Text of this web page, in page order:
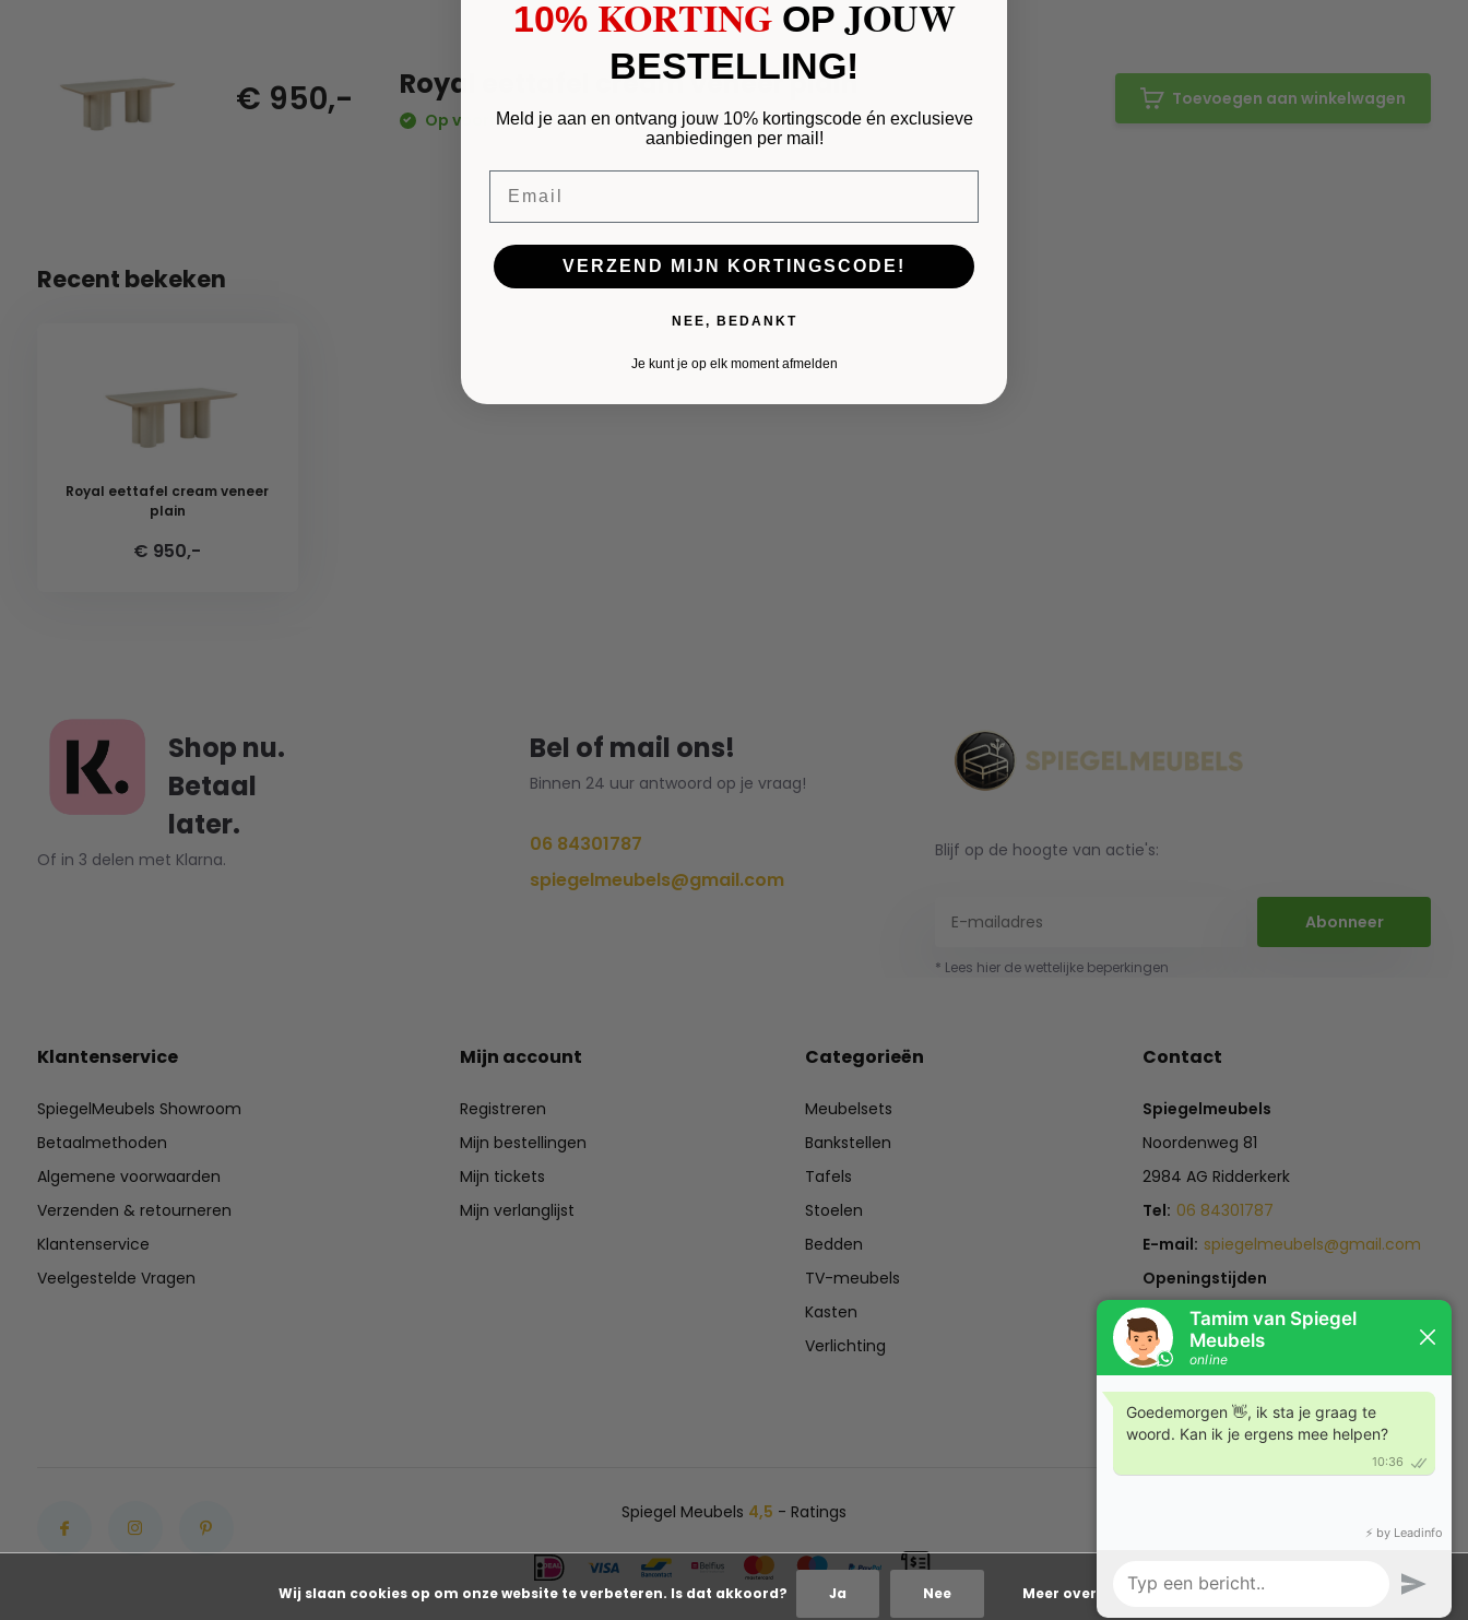
€ 950,- Royal eettafel cream veneer plain
Op voorraad: 5-10 dagen
Toevoegen aan winkelwagen
Recent bekeken
Royal eettafel cream veneer
plain
€ 950,-
Shop nu.
Betaal
later.
Of in 3 delen met Klarna.
Bel of mail ons!
Binnen 24 uur antwoord op je vraag!
06 84301787
spiegelmeubels@gmail.com
Blijf op de hoogte van actie's:
Abonneer
* Lees hier de wettelijke beperkingen
Klantenservice
SpiegelMeubels Showroom
Betaalmethoden
Algemene voorwaarden
Verzenden & retourneren
Klantenservice
Veelgestelde Vragen
Mijn account
Registreren
Mijn bestellingen
Mijn tickets
Mijn verlanglijst
Categorieën
Meubelsets
Bankstellen
Tafels
Stoelen
Bedden
TV-meubels
Kasten
Verlichting
Contact
Spiegelmeubels
Noordenweg 81
2984 AG Ridderkerk
Tel: 06 84301787
E-mail: spiegelmeubels@gmail.com
Openingstijden
Maandag t/m Zaterdag:12:00 -18:00
Zondag:Gesloten
Spiegel Meubels 4,5 - Ratings
Wij slaan cookies op om onze website te verbeteren. Is dat akkoord? Ja Nee Meer over cookies »
10%​ KORTING OP JOUW
BESTELLING!
Meld je aan en ontvang jouw 10% kortingscode én exclusieve
aanbiedingen per mail!
VERZEND MIJN KORTINGSCODE!
NEE, BEDANKT
Je kunt je op elk moment afmelden